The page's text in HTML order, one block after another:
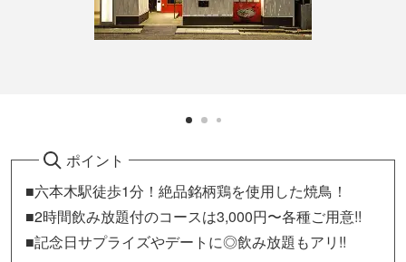
ポイント
■六本木駅徒歩1分！絶品銘柄鶏を使用した焼鳥！
■2時間飲み放題付のコースは3,000円〜各種ご用意!!
■記念日サプライズやデートに◎飲み放題もアリ!!